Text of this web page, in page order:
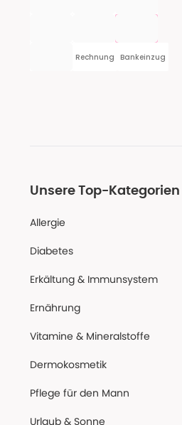
Rechnung Bankeinzug
Unsere Top-Kategorien
Allergie
Diabetes
Erkältung & Immunsystem
Ernährung
Vitamine & Mineralstoffe
Dermokosmetik
Pflege für den Mann
Urlaub & Sonne